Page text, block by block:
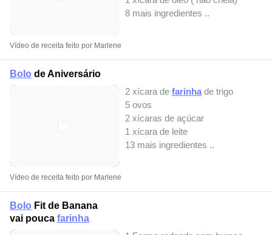
8 mais ingredientes ..
Vídeo de receita feito por Marlene
Bolo de Aniversário
2 xícara de farinha de trigo
5 ovos
2 xícaras de açúcar
1 xícara de leite
13 mais ingredientes ..
Vídeo de receita feito por Marlene
Bolo Fit de Banana
vai pouca farinha